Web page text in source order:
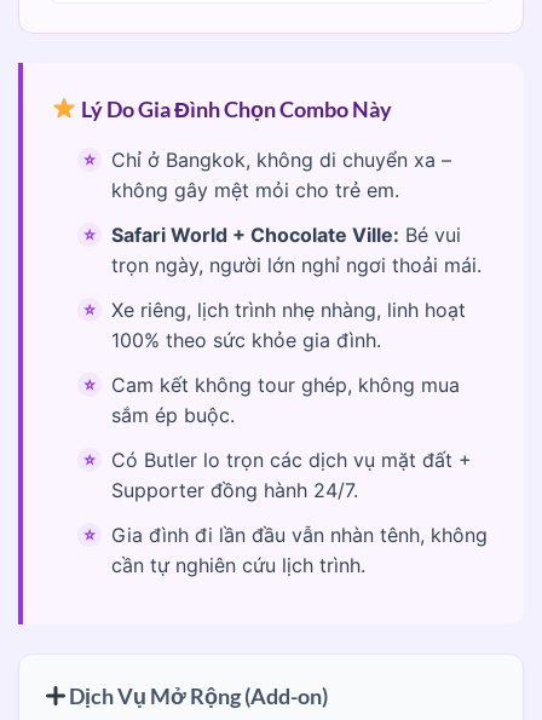
Lý Do Gia Đình Chọn Combo Này
Chỉ ở Bangkok, không di chuyển xa –
không gây mệt mỏi cho trẻ em.
Safari World + Chocolate Ville: Bé vui
trọn ngày, người lớn nghỉ ngơi thoải mái.
Xe riêng, lịch trình nhẹ nhàng, linh hoạt
100% theo sức khỏe gia đình.
Cam kết không tour ghép, không mua
sắm ép buộc.
Có Butler lo trọn các dịch vụ mặt đất +
Supporter đồng hành 24/7.
Gia đình đi lần đầu vẫn nhàn tênh, không
cần tự nghiên cứu lịch trình.
Dịch Vụ Mở Rộng (Add-on)